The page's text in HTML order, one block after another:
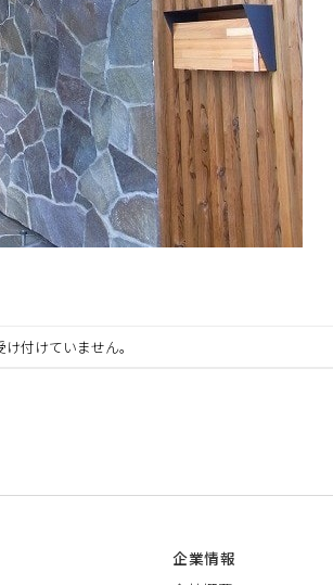
付けていません。
企業情報